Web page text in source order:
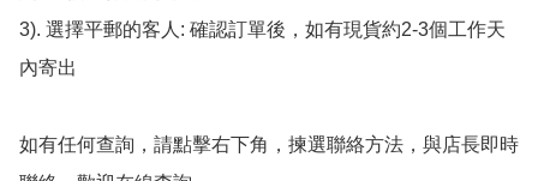
3). 選擇平郵的客人: 確認訂單後，如有現貨約2-3個工作天
內寄出
如有任何查詢，請點擊右下角，揀選聯絡方法，與店長即時